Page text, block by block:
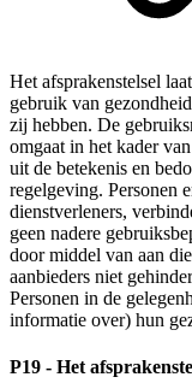
Het afsprakenstelsel
gebruik van
zij hebben. De
omgaat in het kader
uit de betekenis en
regelgeving. Personen
dienstverleners,
geen nadere
door middel van aan
aanbieders niet
Personen in de
informatie over) hun
P19 - Het